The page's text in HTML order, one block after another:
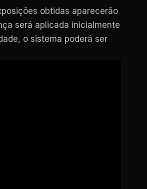
obtidas aparecerão
será aplicada inicialmente
o sistema poderá ser